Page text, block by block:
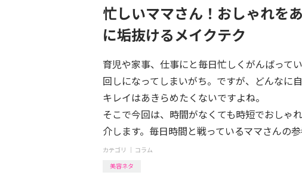
忙しいママさん！おしゃれを
に垢抜けるメイクテク
育児や家事、仕事にと毎日忙しくがんばって
回しになってしまいがち。ですが、どんなに
キレイはあきらめたくないですよね。
そこで今回は、時間がなくても時短でおしゃ
介します。毎日時間と戦っているママさんの
カテゴリ ｜ コラム
美容ネタ